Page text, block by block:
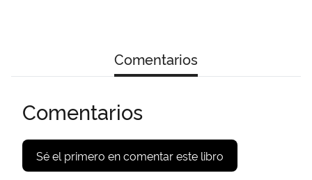
Comentarios
Comentarios
Sé el primero en comentar este libro